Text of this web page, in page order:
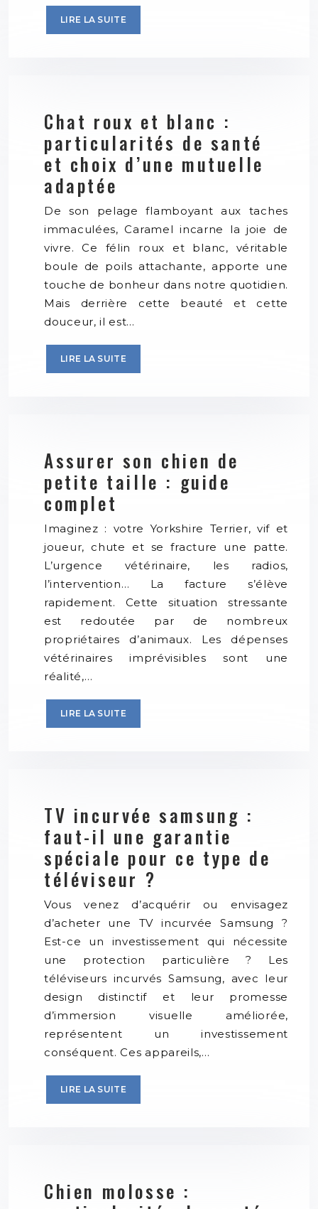
LIRE LA SUITE
Chat roux et blanc :
particularités de santé
et choix d’une mutuelle
adaptée
De son pelage flamboyant aux taches
immaculées, Caramel incarne la joie de
vivre. Ce félin roux et blanc, véritable
boule de poils attachante, apporte une
touche de bonheur dans notre quotidien.
Mais derrière cette beauté et cette
douceur, il est…
LIRE LA SUITE
Assurer son chien de
petite taille : guide
complet
Imaginez : votre Yorkshire Terrier, vif et
joueur, chute et se fracture une patte.
L’urgence vétérinaire, les radios,
l’intervention… La facture s’élève
rapidement. Cette situation stressante
est redoutée par de nombreux
propriétaires d’animaux. Les dépenses
vétérinaires imprévisibles sont une
réalité,…
LIRE LA SUITE
TV incurvée samsung :
faut-il une garantie
spéciale pour ce type de
téléviseur ?
Vous venez d’acquérir ou envisagez
d’acheter une TV incurvée Samsung ?
Est-ce un investissement qui nécessite
une protection particulière ? Les
téléviseurs incurvés Samsung, avec leur
design distinctif et leur promesse
d’immersion visuelle améliorée,
représentent un investissement
conséquent. Ces appareils,…
LIRE LA SUITE
Chien molosse :